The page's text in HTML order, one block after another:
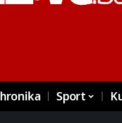
Sport